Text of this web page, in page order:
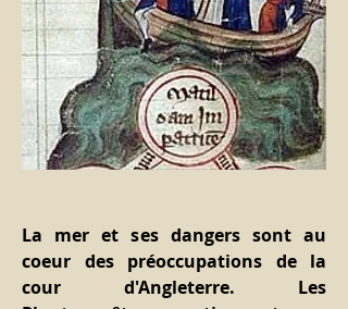
La mer et ses dangers sont au
coeur des préoccupations de la
cour d'Angleterre. Les